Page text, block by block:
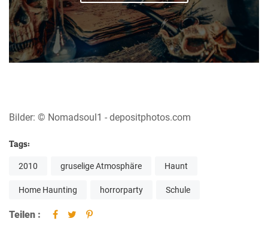
Bilder: © Nomadsoul1 - depositphotos.com
Tags:
2010 gruselige Atmosphäre Haunt
Home Haunting horrorparty Schule
Teilen :